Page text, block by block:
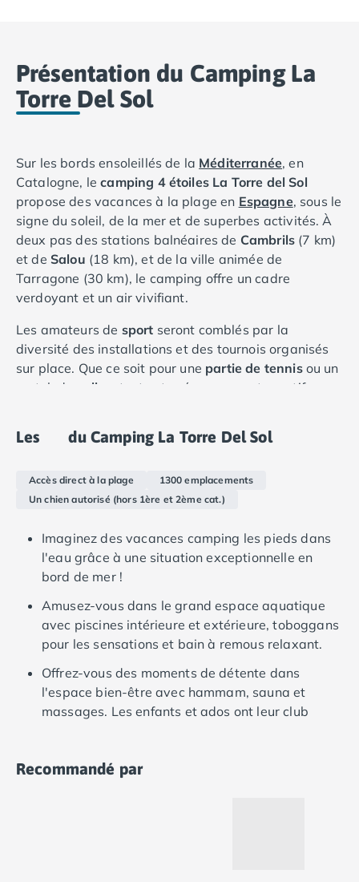
Camping Caen
Camping Honfleur
Camping Houlgate
Camping Mont Saint Michel
Camping Bretagne
Camping Côtes d'Armor
Camping Erquy
Camping Saint-Cast-le-Guildo
Camping Finistère
Camping Benodet
Camping Brest
Camping Carantec
Camping Concarneau
Camping Douarnenez
Camping Fouesnant
Camping Roscoff
Camping Cancale
Camping Dinard
Camping Morbihan
Camping Auray
Camping Carnac
Camping Locmariaquer
Camping Penestin
Camping Quiberon
Camping Sarzeau
Camping Vannes
Camping Champagne-Ardenne
Camping Corse-du-Sud
Présentation du Camping La
Torre Del Sol
Sur les bords ensoleillés de la Méditerranée, en
Catalogne, lecamping 4 étoiles La Torre del Sol
propose des vacances à la plage en Espagne, sous le
signe du soleil, de la mer et de superbes activités. À
deux pas des stations balnéaires de Cambrils (7 km)
et de Salou (18 km), et de la ville animée de
Tarragone (30 km), le camping offre un cadre
verdoyant et un air vivifiant.
Les amateurs de sport seront comblés par la
diversité des installations et des tournois organisés
sur place. Que ce soit pour une partie de tennisou un
match de
volley
, tout est prévu pour rester actif sous
l'endroit idéal pour alterner entre baignades
bord de l'eau.
d'équipements pratiques, nos mobil-homes modernes
et nos tentes équipées offrent tout le confort et la
tranquillité dont vous aurez besoin pour la durée de
et bien ombragés, nos hébergements constituent un
véritable foyer loin de chez soi.
Les du Camping La Torre Del Sol
Accès direct à la plage
1300 emplacements
Un chien autorisé (hors 1ère et 2ème cat.)
Imaginez des vacances camping les pieds dans
l'eau grâce à une situation exceptionnelle en
bord de mer !
Amusez-vous dans le grand espace aquatique
avec piscines intérieure et extérieure, toboggans
pour les sensations et bain à remous relaxant.
Offrez-vous des moments de détente dans
l'espace bien-être avec hammam, sauna et
massages. Les enfants et ados ont leur club
Recommandé par